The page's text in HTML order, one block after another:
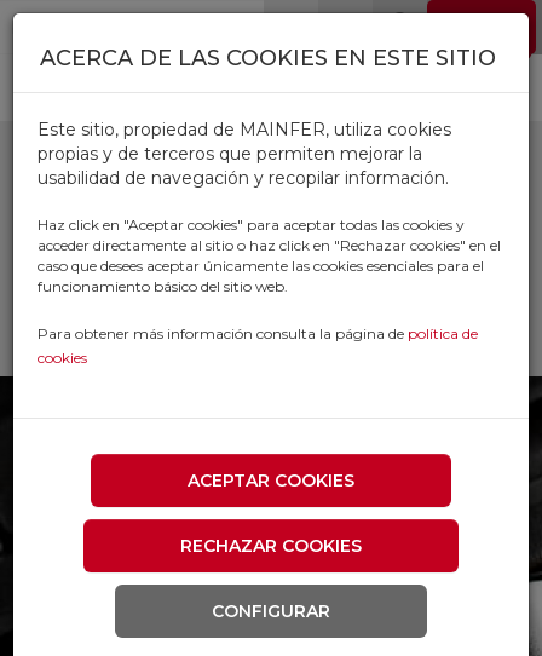
Pasar al contenido principal
MULTIHERRAMIENTAS
Inicio
Productos
MULTIHERRAMIENTAS
ACERCA DE LAS COOKIES EN ESTE SITIO
Este sitio, propiedad de MAINFER, utiliza cookies
propias y de terceros que permiten mejorar la
usabilidad de navegación y recopilar información.
Haz click en "Aceptar cookies" para aceptar todas las cookies y
acceder directamente al sitio o haz click en "Rechazar cookies" en el
caso que desees aceptar únicamente las cookies esenciales para el
funcionamiento básico del sitio web.
Para obtener más información consulta la página de política de
cookies
ACEPTAR COOKIES
RECHAZAR COOKIES
CONFIGURAR